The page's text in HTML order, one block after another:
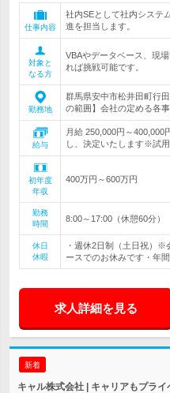
仕事内容
社内SEとして社内システ
進を担当します。
対象と
なる方
VBAやデータベース、現
れば挑戦可能です。
勤務地
群馬県安中市松井田町行
の範囲】会社の定める各
給与
月給 250,000円～
し、決定いたします※試用
初年度
年収
400万円～600万円
勤務
時間
8:00～17:00（休憩60分）
休日
休暇
・週休2日制（土日祝）※
ースでのお休みです・年
求人詳細を見る
新着
キャル株式会社 | キャリアもプラ